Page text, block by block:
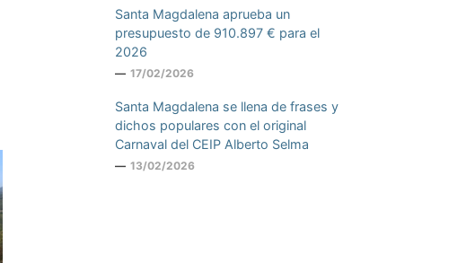
Santa Magdalena aprueba un
presupuesto de 910.897 € para el
2026
17/02/2026
Santa Magdalena se llena de frases y
dichos populares con el original
Carnaval del CEIP Alberto Selma
13/02/2026